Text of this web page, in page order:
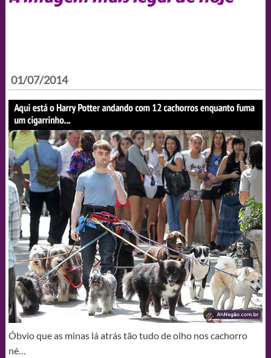
01/07/2014
Óbvio que as minas lá atrás tão tudo de olho nos cachorro
né…